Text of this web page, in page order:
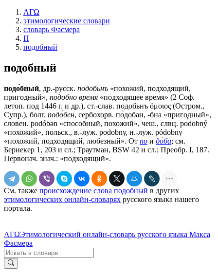
ΛΓΩ
этимологические словари
словарь Фасмера
П
подобный
подобный
подо́бный, др.-русск. подобьнъ «похожий, подходящий,
пригодный», подобно время «подходящее время» (2 Соф.
летоп. под 1446 г. и др.), ст.-слав. подобьнъ ὅμοιος (Остром.,
Супр.), болг. подо́бен, сербохорв. по̀добан, -бна «пригодный»,
словен. podóbǝn «способный, похожий», чеш., слвц. podobný
«похожий», польск., в.-луж. роdоbnу, н.-луж. pódobny
«похожий, подходящий, любезный». От по и до́ба; см.
Бернекер 1, 203 и сл.; Траутман, ВSW 42 и сл.; Преобр. I, 187.
Первонач. знач.: «подходящий».
См. также происхождение слова подобный в других
этимологических онлайн-словарях русского языка нашего
портала.
ΛΓΩЭтимологический онлайн-словарь русского языка Макса
Фасмера